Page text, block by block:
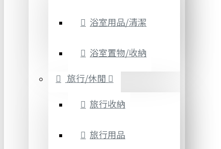
浴室用品/清潔
浴室置物/收納
旅行/休閒
旅行收納
旅行用品